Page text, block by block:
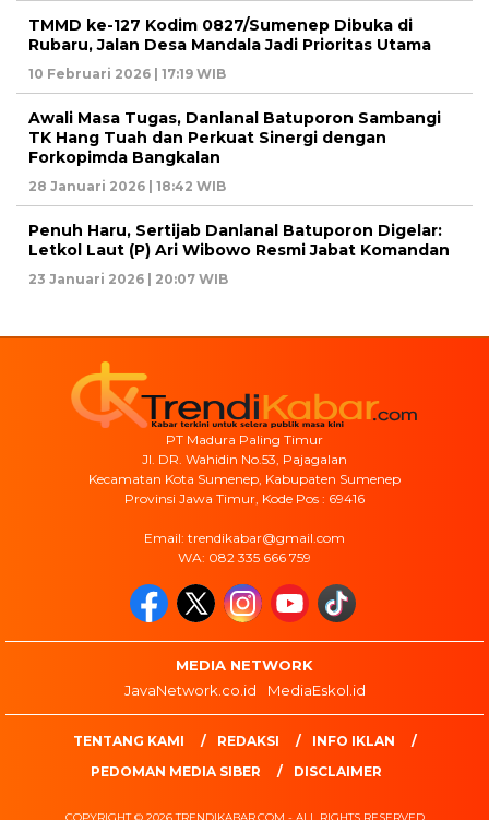
TMMD ke-127 Kodim 0827/Sumenep Dibuka di
Rubaru, Jalan Desa Mandala Jadi Prioritas Utama
10 Februari 2026 | 17:19 WIB
Awali Masa Tugas, Danlanal Batuporon Sambangi
TK Hang Tuah dan Perkuat Sinergi dengan
Forkopimda Bangkalan
28 Januari 2026 | 18:42 WIB
Penuh Haru, Sertijab Danlanal Batuporon Digelar:
Letkol Laut (P) Ari Wibowo Resmi Jabat Komandan
23 Januari 2026 | 20:07 WIB
PT Madura Paling Timur
Jl. DR. Wahidin No.53, Pajagalan
Kecamatan Kota Sumenep, Kabupaten Sumenep
Provinsi Jawa Timur, Kode Pos : 69416
Email: trendikabar@gmail.com
WA: 082 335 666 759
MEDIA NETWORK
JavaNetwork.co.id
MediaEskol.id
TENTANG KAMI REDAKSI
INFO IKLAN
PEDOMAN MEDIA SIBER
DISCLAIMER
COPYRIGHT © 2026 TRENDIKABAR.COM - ALL RIGHTS RESERVED